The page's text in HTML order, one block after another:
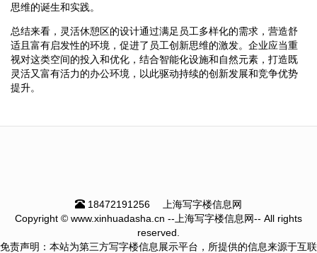
思维的诞生和实践。
总结来看，灵活休憩区的设计通过满足员工多样化的需求，营造舒
适且富有启发性的环境，促进了员工创新思维的激发。企业应当重
视对这类空间的投入和优化，结合智能化设施和自然元素，打造既
灵活又富有活力的办公环境，以此驱动持续的创新发展和竞争优势
提升。
18472191256
上海写字楼信息网
Copyright © www.xinhuadasha.cn --上海写字楼信息网-- All rights
reserved.
免责声明：本站为第三方写字楼信息展示平台，所提供的信息来源于互联